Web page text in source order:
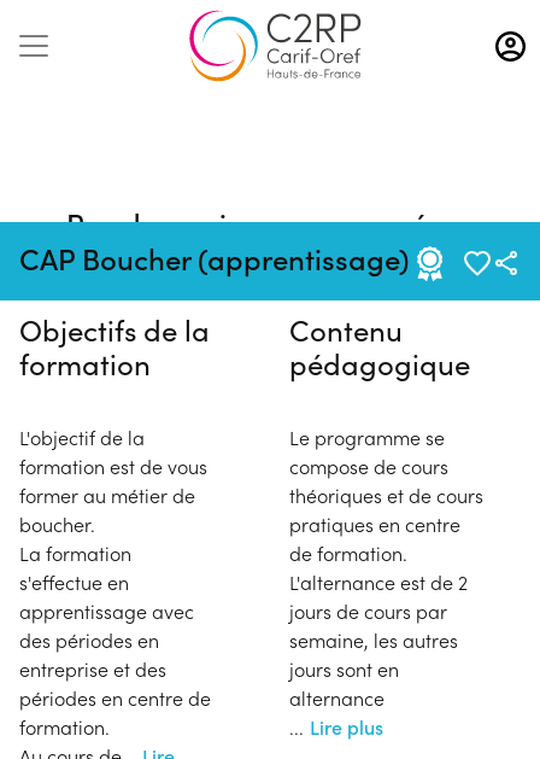
Aller
au
contenu
CAP Boucher (apprentissage)
Pas de session programmée en
ce moment
Objectifs de la
formation
L'objectif de la
formation est de vous
former au métier de
boucher.
La formation
s'effectue en
apprentissage avec
des périodes en
entreprise et des
périodes en centre de
formation.
Contenu
pédagogique
Le programme se
compose de cours
théoriques et de cours
pratiques en centre
de formation.
L'alternance est de 2
jours de cours par
semaine, les autres
jours sont en
alternance
... Lire plus